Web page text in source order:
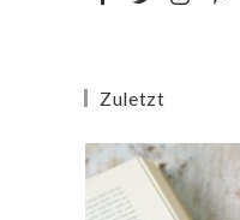
Zuletzt